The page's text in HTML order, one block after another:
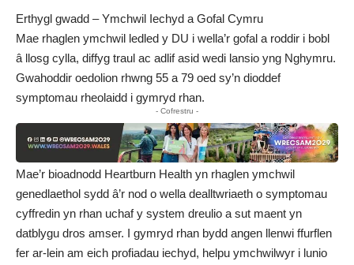
Erthygl gwadd – Ymchwil Iechyd a Gofal Cymru
Mae rhaglen ymchwil ledled y DU i wella’r gofal a roddir i bobl
â llosg cylla, diffyg traul ac adlif asid wedi lansio yng Nghymru.
Gwahoddir oedolion rhwng 55 a 79 oed sy’n dioddef
symptomau rheolaidd i gymryd rhan.
- Cofrestru -
Mae’r bioadnodd Heartburn Health yn rhaglen ymchwil
genedlaethol sydd â’r nod o wella dealltwriaeth o symptomau
cyffredin yn rhan uchaf y system dreulio a sut maent yn
datblygu dros amser. I gymryd rhan bydd angen llenwi ffurflen
fer ar-lein am eich profiadau iechyd, helpu ymchwilwyr i lunio